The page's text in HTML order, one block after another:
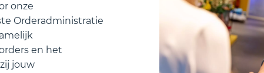
onze
Orderadministratie
en het
jouw